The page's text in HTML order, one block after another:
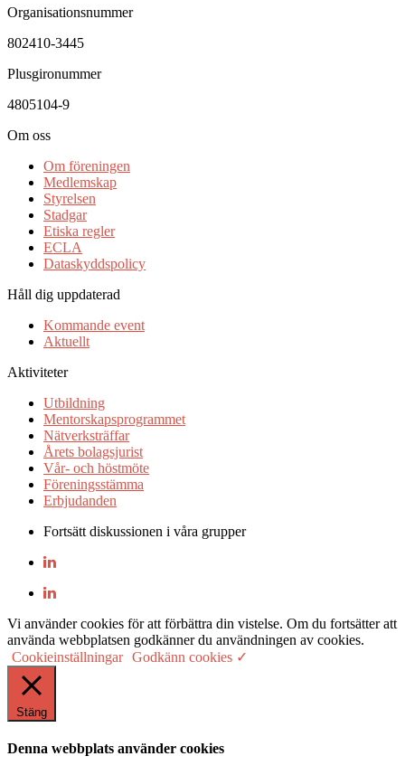
Organisationsnummer
802410-3445
Plusgironummer
4805104-9
Om oss
Om föreningen
Medlemskap
Styrelsen
Stadgar
Etiska regler
ECLA
Dataskyddspolicy
Håll dig uppdaterad
Kommande event
Aktuellt
Aktiviteter
Utbildning
Mentorskapsprogrammet
Nätverksträffar
Årets bolagsjurist
Vår- och höstmöte
Föreningsstämma
Erbjudanden
Fortsätt diskussionen i våra grupper
Vi använder cookies för att förbättra din vistelse. Om du fortsätter att
använda webbplatsen godkänner du användningen av cookies.
Cookieinställningar Godkänn cookies ✓
Stäng
Denna webbplats använder cookies